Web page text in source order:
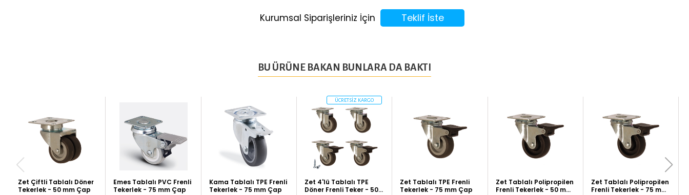
Kurumsal Siparişleriniz İçin Teklif İste
BU ÜRÜNE BAKAN BUNLARA DA BAKTI
Zet Çiftli Tablalı Döner
Tekerlek - 50 mm Çap
Emes Tablalı PVC Frenli
Tekerlek - 75 mm Çap
Kama Tablalı TPE Frenli
Tekerlek - 75 mm Çap
ÜCRETSİZ KARGO
Zet 4'lü Tablalı TPE
Döner Frenli Teker - 50
Zet Tablalı TPE Frenli
Tekerlek - 75 mm Çap
Zet Tablalı Polipropilen
Frenli Tekerlek - 50 mm
Zet Tablalı Polipropilen
Frenli Tekerlek - 75 mm